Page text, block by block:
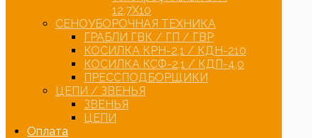
12,7Х10
СЕНОУБОРОЧНАЯ ТЕХНИКА
ГРАБЛИ ГВК / ГП / ГВР
КОСИЛКА КРН-2,1 / КДН-210
КОСИЛКА КСФ-2,1 / КДП-4,0
ПРЕССПОДБОРЩИКИ
ЦЕПИ / ЗВЕНЬЯ
ЗВЕНЬЯ
ЦЕПИ
Оплата